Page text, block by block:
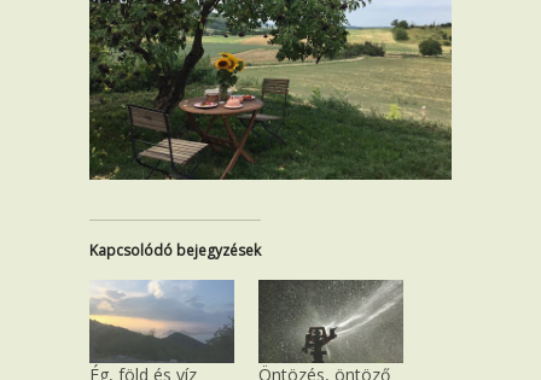
Kapcsolódó bejegyzések
Ég, föld és víz
Öntözés, öntöző